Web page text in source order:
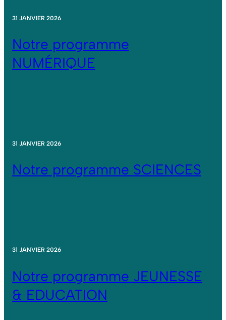
31 JANVIER 2026
Notre programme
NUMÉRIQUE
31 JANVIER 2026
Notre programme SCIENCES
31 JANVIER 2026
Notre programme JEUNESSE
& EDUCATION